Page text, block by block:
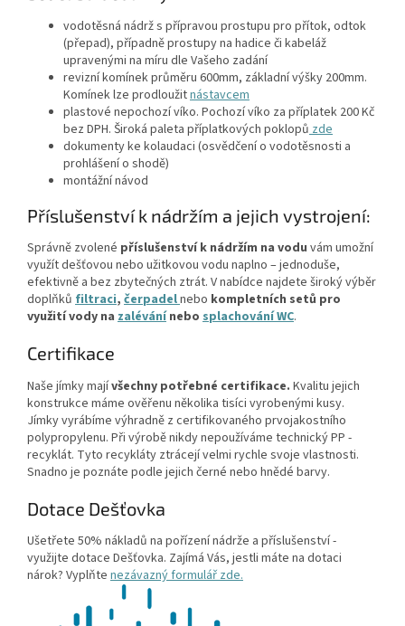
vodotěsná nádrž s přípravou prostupu pro přítok, odtok
(přepad), případně prostupy na hadice či kabeláž
upravenými na míru dle Vašeho zadání
revizní komínek průměru 600mm, základní výšky 200mm.
Komínek lze prodloužitnástavcem
plastové nepochozí víko. Pochozí víko za příplatek 200 Kč
bez DPH. Široká paleta příplatkových poklopů zde
dokumenty ke kolaudaci (osvědčení o vodotěsnosti a
prohlášení o shodě)
montážní návod
Příslušenství k nádržím a jejich vystrojení:
Správně zvolené příslušenství k nádržím na vodu vám umožní
využít dešťovou nebo užitkovou vodu naplno – jednoduše,
efektivně a bez zbytečných ztrát. V nabídce najdete široký výběr
doplňků filtraci, čerpadelnebo kompletních setů pro
využití vody na zalévání nebo splachování WC.
Certifikace
Naše jímky majívšechny potřebné certifikace. Kvalitu jejich
konstrukce máme ověřenu několika tisíci vyrobenými kusy.
Jímky vyrábíme výhradně z certifikovaného prvojakostního
polypropylenu. Při výrobě nikdy nepoužíváme technický PP -
recyklát. Tyto recykláty ztrácejí velmi rychle svoje vlastnosti.
Snadno je poznáte podle jejich černé nebo hnědé barvy.
Dotace Dešťovka
Ušetřete 50% nákladů na pořízení nádrže a příslušenství -
využijte dotace Dešťovka. Zajímá Vás, jestli máte na dotaci
nárok? Vyplňte nezávazný formulář zde.